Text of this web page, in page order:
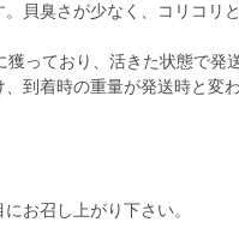
貝臭さが少なく、コリコリ
っており、活きた状態で発
到着時の重量が発送時と変
お召し上がり下さい。